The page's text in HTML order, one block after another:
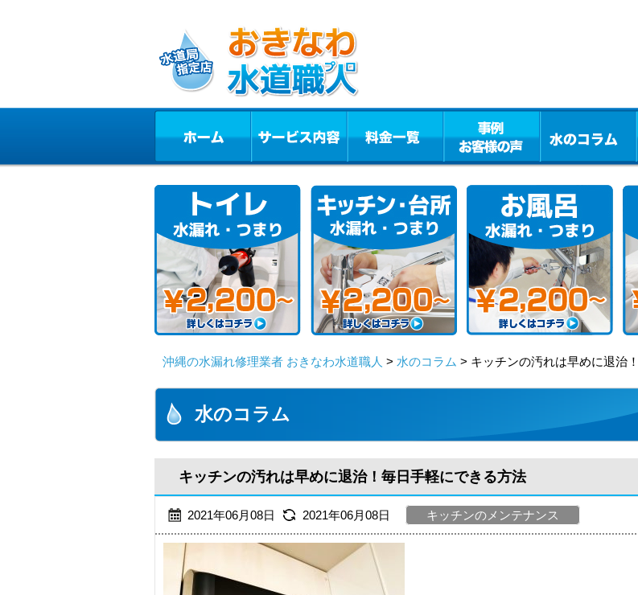
沖縄の水漏れ修理業者 おきなわ水道職人 > 水のコラム > キッチンの汚れは早めに退治
水のコラム
キッチンの汚れは早めに退治！毎日手軽にできる方法
2021年06月08日 2021年06月08日 キッチンのメンテナンス